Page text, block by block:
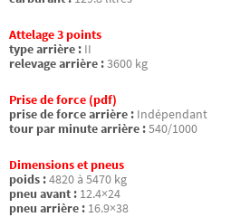
Attelage 3 points
type arrière : II
relevage arrière :3600 kg
Prise de force (pdf)
prise de force arrière : Indépendant
tour par minute arrière :540/1000
Dimensions et pneus
poids :4820 à 5470 kg
pneu avant : 12.4×24
pneu arrière : 16.9×38